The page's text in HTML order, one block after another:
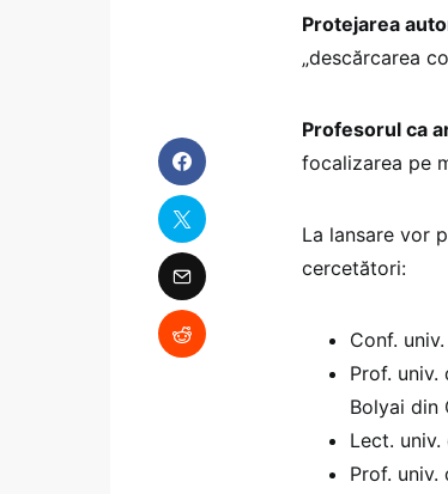
Protejarea
„descărcarea
Profesorul ca
focalizarea pe
La lansare vor
cercetători:
Conf.
Prof.
Bolyai din
Lect.
Prof. univ.